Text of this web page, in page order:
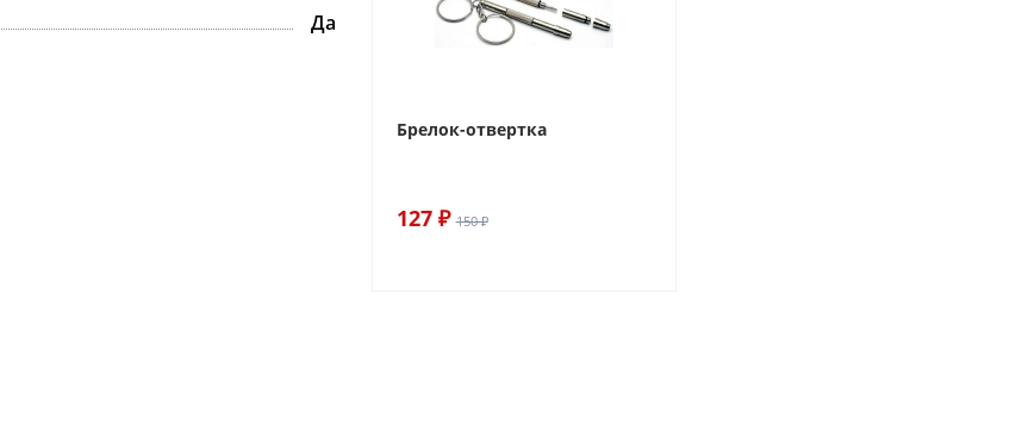
Да
Брелок-отвертка
127 ₽ 150 ₽